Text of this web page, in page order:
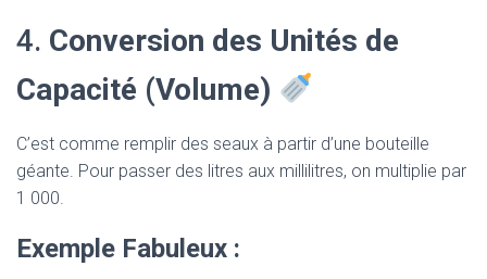
4. Conversion des Unités de
Capacité (Volume)
C’est comme remplir des seaux à partir d’une bouteille
géante. Pour passer des litres aux millilitres, on multiplie par
1 000.
Exemple Fabuleux :